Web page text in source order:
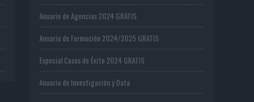
Anuario de Agencias 2024 GRATIS
Anuario de Formación 2024/2025 GRATIS
Especial Casos de Éxito 2024 GRATIS
Anuario de Investigación y Data